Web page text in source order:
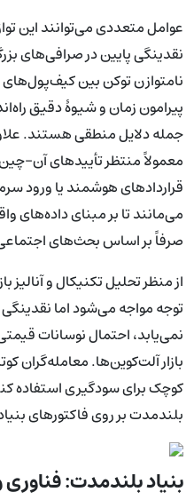
عوامل متعددی می‌توانند این
نقدینگی پایین در صرافی‌های
نامتوازن توکن بین
پیرامون زمان و شیوهٔ دقیق
جمله دلایل منطقی هستند.
معمولاً منتظر تأییدهای آن-
قراردادهای هوشمند یا ورود
می‌مانند تا بر مبنای داده‌های
صرفاً بر اساس بحث‌های
از منظر تحلیل تکنیکال و آنالیز
توجه مواجه می‌شود اما
نمی‌یابد، احتمال نوسانات
بازار آلت‌کوین‌ها. معامله‌گران
کوچک برای سودگیری استفاده
بلندمدت بر روی فاکتورهای
بنیاد بلندمدت: